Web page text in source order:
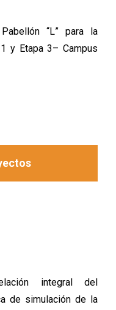
“L” para la
y Etapa 3– Campus
integral del
de simulación de la